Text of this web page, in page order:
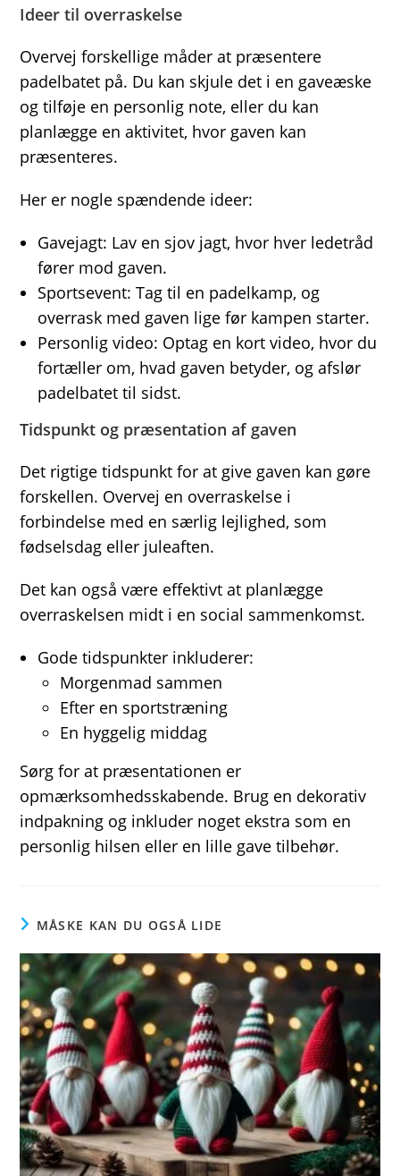
Ideer til overraskelse
Overvej forskellige måder at præsentere
padelbatet på. Du kan skjule det i en gaveæske
og tilføje en personlig note, eller du kan
planlægge en aktivitet, hvor gaven kan
præsenteres.
Her er nogle spændende ideer:
Gavejagt: Lav en sjov jagt, hvor hver ledetråd
fører mod gaven.
Sportsevent: Tag til en padelkamp, og
overrask med gaven lige før kampen starter.
Personlig video: Optag en kort video, hvor du
fortæller om, hvad gaven betyder, og afslør
padelbatet til sidst.
Tidspunkt og præsentation af gaven
Det rigtige tidspunkt for at give gaven kan gøre
forskellen. Overvej en overraskelse i
forbindelse med en særlig lejlighed, som
fødselsdag eller juleaften.
Det kan også være effektivt at planlægge
overraskelsen midt i en social sammenkomst.
Gode tidspunkter inkluderer:
Morgenmad sammen
Efter en sportstræning
En hyggelig middag
Sørg for at præsentationen er
opmærksomhedsskabende. Brug en dekorativ
indpakning og inkluder noget ekstra som en
personlig hilsen eller en lille gave tilbehør.
MÅSKE KAN DU OGSÅ LIDE